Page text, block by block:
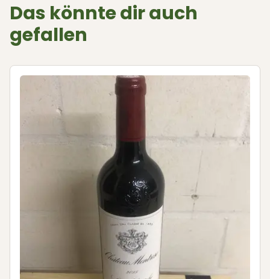
Das könnte dir auch
gefallen